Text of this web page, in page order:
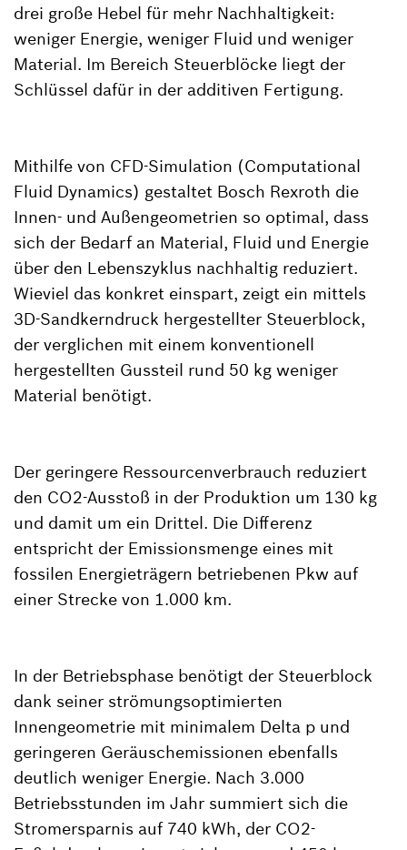
drei große Hebel für mehr Nachhaltigkeit:
weniger Energie, weniger Fluid und weniger
Material. Im Bereich Steuerblöcke liegt der
Schlüssel dafür in der additiven Fertigung.
Mithilfe von CFD-Simulation (Computational
Fluid Dynamics) gestaltet Bosch Rexroth die
Innen- und Außengeometrien so optimal, dass
sich der Bedarf an Material, Fluid und Energie
über den Lebenszyklus nachhaltig reduziert.
Wieviel das konkret einspart, zeigt ein mittels
3D-Sandkerndruck hergestellter Steuerblock,
der verglichen mit einem konventionell
hergestellten Gussteil rund 50 kg weniger
Material benötigt.
Der geringere Ressourcenverbrauch reduziert
den CO2-Ausstoß in der Produktion um 130 kg
und damit um ein Drittel. Die Differenz
entspricht der Emissionsmenge eines mit
fossilen Energieträgern betriebenen Pkw auf
einer Strecke von 1.000 km.
In der Betriebsphase benötigt der Steuerblock
dank seiner strömungsoptimierten
Innengeometrie mit minimalem Delta p und
geringeren Geräuschemissionen ebenfalls
deutlich weniger Energie. Nach 3.000
Betriebsstunden im Jahr summiert sich die
Stromersparnis auf 740 kWh, der CO2-